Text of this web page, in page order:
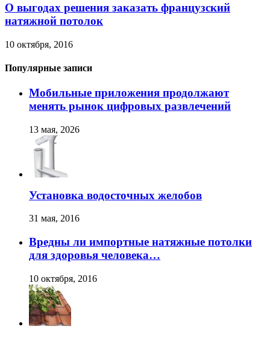
О выгодах решения заказать французский
натяжной потолок
10 октября, 2016
Популярные записи
Мобильные приложения продолжают
менять рынок цифровых развлечений
13 мая, 2026
Установка водосточных желобов
31 мая, 2016
Вредны ли импортные натяжные потолки
для здоровья человека…
10 октября, 2016